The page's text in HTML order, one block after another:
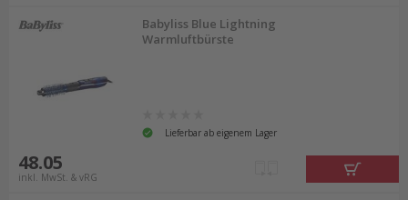
Babyliss Blue Lightning
Warmluftbürste
Lieferbar ab eigenem Lager
48.05
inkl. MwSt. & vRG